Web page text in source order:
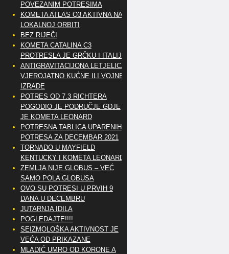
POVEZANIM POTRESIMA
KOMETA ATLAS Q3 AKTIVNA NA
LOKALNOJ ORBITI
BEZ RIJEČI
KOMETA CATALINA C3
PROTRESLA JE GRČKU I ITALIJU
ANTIGRAVITACIJONA LETJELICA
VJEROJATNO KUĆNE ILI VOJNE
IZRADE
POTRES OD 7.3 RICHTERA
POGODIO JE PODRUČJE GDJE
JE KOMETA LEONARD
POTRESNA TABLICA UPARENIH
POTRESA ZA DECEMBAR 2021
TORNADO U MAYFIELD
KENTUCKY I KOMETA LEONARD
ZEMLJA NIJE GLOBUS – VEĆ
SAMO POLA GLOBUSA
OVO SU POTRESI U PRVIH 9
DANA U DECEMBRU
JUTARNJA IDILA
POGLEDAJTE!!!!
SEIZMOLOŠKA AKTIVNOST JE
VEĆA OD PRIKAZANE
MLADIĆ UMRO OD KORONE A